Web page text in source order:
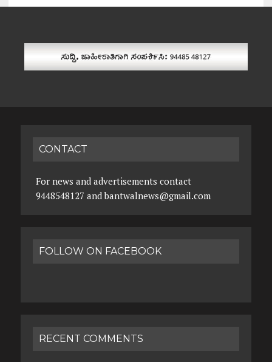
CONTACT
For news and advertisements contact
9448548127 and bantwalnews@gmail.com
FOLLOW ON FACEBOOK
RECENT COMMENTS